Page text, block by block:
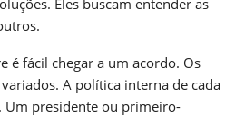
Eles buscam entender as
é fácil chegar a um acordo. Os
A política interna de cada
Um presidente ou primeiro-